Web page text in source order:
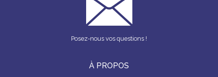
Posez-nous vos questions !
À PROPOS